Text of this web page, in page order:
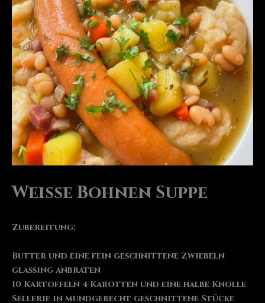
Weiße Bohnen Suppe
Zubereitung:
Butter und eine fein geschnittene Zwiebeln
glassing anbraten
10 Kartoffeln 4 Karotten und eine halbe Knolle
Sellerie in mundgerecht geschnittene Stücke